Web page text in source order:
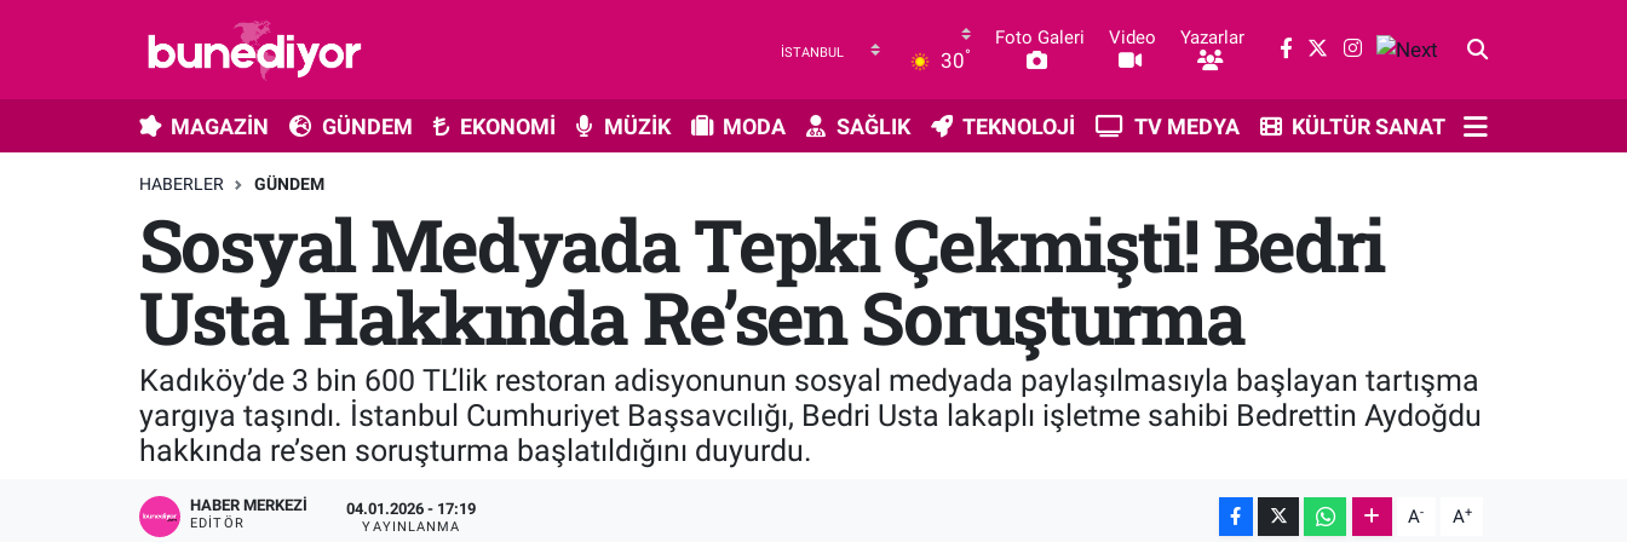
30°
Foto Galeri Video Yazarlar
MAGAZİN GÜNDEM EKONOMİ MÜZİK MODA SAĞLIK TEKNOLOJİ TV MEDYA KÜLTÜR SANAT
HABERLER GÜNDEM
Sosyal Medyada Tepki Çekmişti! Bedri
Usta Hakkında Re’sen Soruşturma
Kadıköy’de 3 bin 600 TL’lik restoran adisyonunun sosyal medyada paylaşılmasıyla başlayan tartışma
yargıya taşındı. İstanbul Cumhuriyet Başsavcılığı, Bedri Usta lakaplı işletme sahibi Bedrettin Aydoğdu
hakkında re’sen soruşturma başlatıldığını duyurdu.
HABER MERKEZI
EDITÖR
04.01.2026 - 17:19
YAYINLANMA A- A+
Diziler
Gündem
Magazin
GÜNDEM
EKONOMİ
TEKNOLOJİ
TV MEDYA
Trafik Durumu
Süper Lig Puan Durumu ve Fikstür
Tüm Manşetler
Son Dakika Haberleri